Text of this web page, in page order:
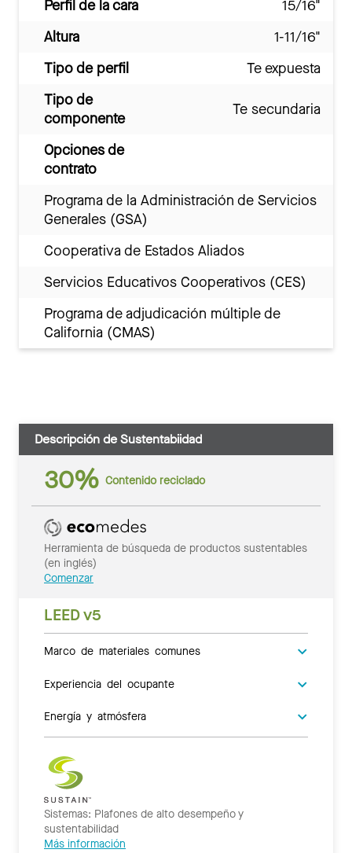
Perfil de la cara
15/16"
Altura
1-11/16"
Tipo de perfil
Te expuesta
Tipo de
componente
Te secundaria
Opciones de
contrato
Programa de la Administración de Servicios
Generales (GSA)
Cooperativa de Estados Aliados
Servicios Educativos Cooperativos (CES)
Programa de adjudicación múltiple de
California (CMAS)
Descripción de Sustentabiidad
30% Contenido reciclado
Herramienta de búsqueda de productos sustentables
(en inglés)
Comenzar
LEED v5
Marco de materiales comunes
Experiencia del ocupante
Energía y atmósfera
Sistemas: Plafones de alto desempeño y
sustentabilidad
Más información